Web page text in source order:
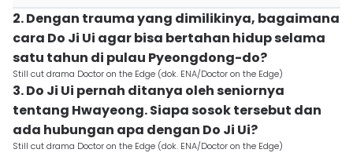
2. Dengan trauma yang dimilikinya, bagaimana
cara Do Ji Ui agar bisa bertahan hidup selama
satu tahun di pulau Pyeongdong-do?
Still cut drama Doctor on the Edge (dok. ENA/Doctor on the Edge)
3. Do Ji Ui pernah ditanya oleh seniornya
tentang Hwayeong. Siapa sosok tersebut dan
ada hubungan apa dengan Do Ji Ui?
Still cut drama Doctor on the Edge (dok. ENA/Doctor on the Edge)